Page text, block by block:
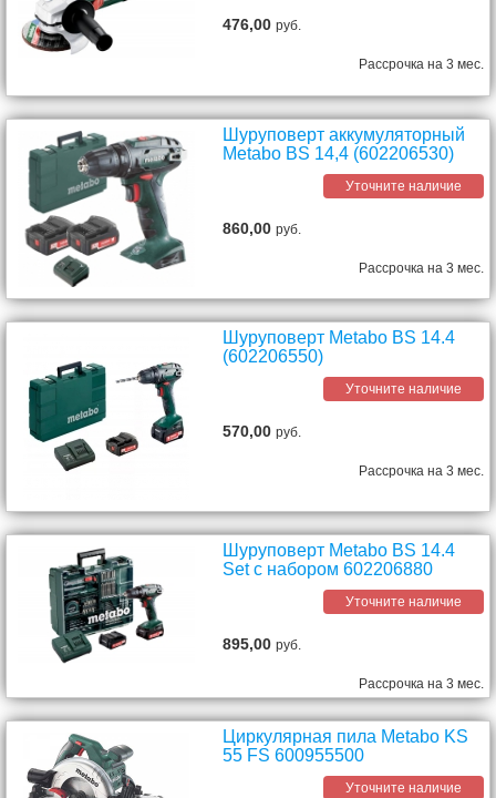
476,00руб.
Рассрочка на 3 мес.
Шуруповерт аккумуляторный
Metabo BS 14,4 (602206530)
Уточните наличие
860,00руб.
Рассрочка на 3 мес.
Шуруповерт Metabo BS 14.4
(602206550)
Уточните наличие
570,00руб.
Рассрочка на 3 мес.
Шуруповерт Metabo BS 14.4
Set с набором 602206880
Уточните наличие
895,00руб.
Рассрочка на 3 мес.
Циркулярная пила Metabo KS
55 FS 600955500
Уточните наличие